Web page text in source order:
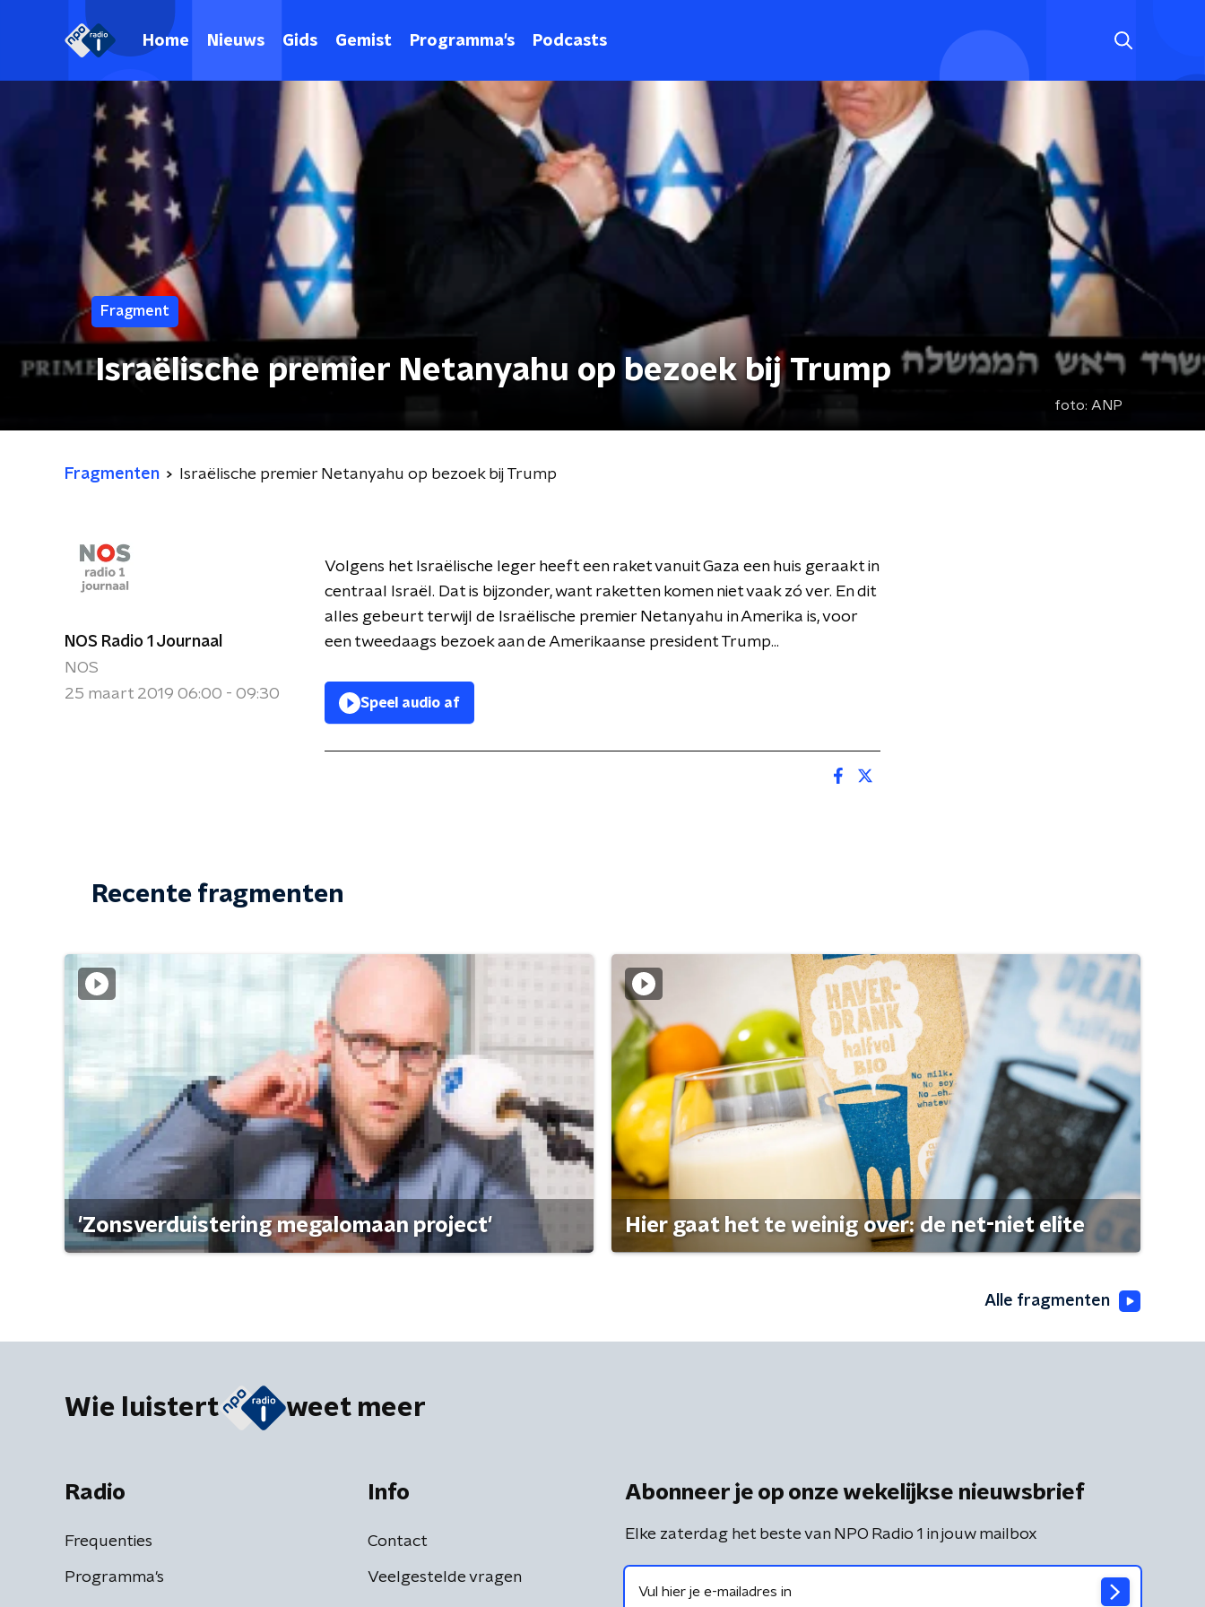
Home Nieuws Gids Gemist Programma's Podcasts
Fragment
Israëlische premier Netanyahu op bezoek bij Trump
foto: ANP
Fragmenten Israëlische premier Netanyahu op bezoek bij Trump
NOS Radio 1 Journaal
NOS
25 maart 2019 06:00 - 09:30
Volgens het Israëlische leger heeft een raket vanuit Gaza een huis geraakt in
centraal Israël. Dat is bijzonder, want raketten komen niet vaak zó ver. En dit
alles gebeurt terwijl de Israëlische premier Netanyahu in Amerika is, voor
een tweedaags bezoek aan de Amerikaanse president Trump...
Speel audio af
Recente fragmenten
'Zonsverduistering megalomaan project' Hier gaat het te weinig over: de net-niet elite
Alle fragmenten
Wie luistert weet meer
Radio
Frequenties
Programma's
Info
Contact
Veelgestelde vragen
Abonneer je op onze wekelijkse nieuwsbrief
Elke zaterdag het beste van NPO Radio 1 in jouw mailbox